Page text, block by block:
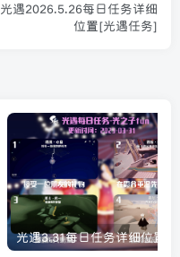
光遇2026.5.26每日任务详细
位置[光遇任务]